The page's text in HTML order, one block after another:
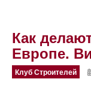
Как
Европе.
Клуб Строителей